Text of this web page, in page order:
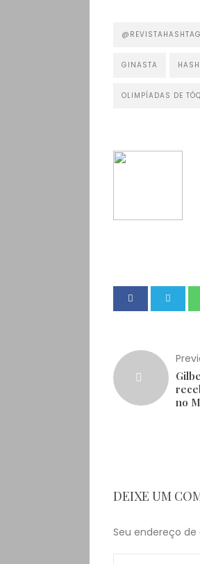
GINASTA
OLIMPÍADAS DE
no
DEIXE UM
Seu endereço